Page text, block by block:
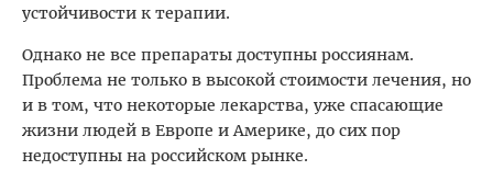
устойчивости к терапии.
Однако не все препараты доступны россиянам.
Проблема не только в высокой стоимости лечения, но
и в том, что некоторые лекарства, уже спасающие
жизни людей в Европе и Америке, до сих пор
недоступны на российском рынке.